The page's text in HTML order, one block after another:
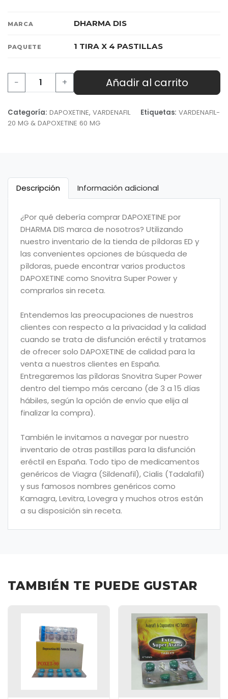
MARCA DHARMA DIS
PAQUETE 1 TIRA X 4 PASTILLAS
− + Añadir al carrito
Categoría: DAPOXETINE, VARDENAFIL Etiquetas: VARDENAFIL-
20 MG & DAPOXETINE 60 MG
Descripción Información adicional
¿Por qué debería comprar DAPOXETINE por
DHARMA DIS marca de nosotros? Utilizando
nuestro inventario de la tienda de píldoras ED y
las convenientes opciones de búsqueda de
píldoras, puede encontrar varios productos
DAPOXETINE como Snovitra Super Power y
comprarlos sin receta.
Entendemos las preocupaciones de nuestros
clientes con respecto a la privacidad y la calidad
cuando se trata de disfunción eréctil y tratamos
de ofrecer solo DAPOXETINE de calidad para la
venta a nuestros clientes en España.
Entregaremos las píldoras Snovitra Super Power
dentro del tiempo más cercano (de 3 a 15 días
hábiles, según la opción de envío que elija al
finalizar la compra).
También le invitamos a navegar por nuestro
inventario de otras pastillas para la disfunción
eréctil en España. Todo tipo de medicamentos
genéricos de Viagra (Sildenafil), Cialis (Tadalafil)
y sus famosos nombres genéricos como
Kamagra, Levitra, Lovegra y muchos otros están
a su disposición sin receta.
TAMBIÉN TE PUEDE GUSTAR